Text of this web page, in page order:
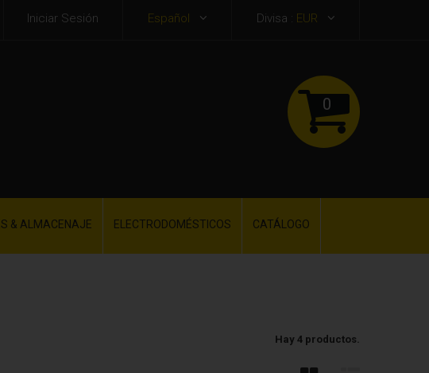
Divisa : EUR
Español
Iniciar Sesión
0
& ALMACENAJE ELECTRODOMÉSTICOS CATÁLOGO
Hay 4 productos.